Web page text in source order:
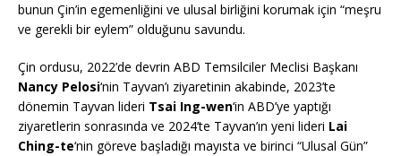
bunun Çin’in egemenliğini ve ulusal birliğini korumak için “meşru
ve gerekli bir eylem” olduğunu savundu.
Çin ordusu, 2022’de devrin ABD Temsilciler Meclisi Başkanı
Nancy Pelosi‘nin Tayvan’ı ziyaretinin akabinde, 2023’te
dönemin Tayvan lideri Tsai Ing-wen‘in ABD’ye yaptığı
ziyaretlerin sonrasında ve 2024’te Tayvan’ın yeni lideri Lai
Ching-te‘nin göreve başladığı mayısta ve birinci “Ulusal Gün”